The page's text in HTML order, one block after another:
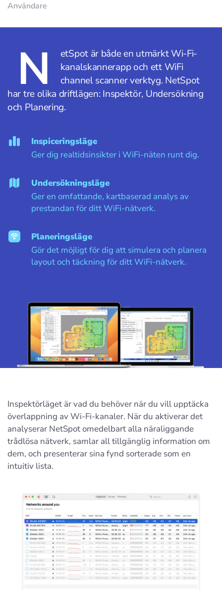
Användare
N
etSpot är både en utmärkt Wi-Fi-
kanalskannerapp och ett WiFi
channel scanner verktyg. NetSpot
har tre olika driftlägen: Inspektör, Undersökning
och Planering.
Inspiceringsläge
Ger dig realtidsinsikter i WiFi-näten runt dig.
Undersökningsläge
Ger en omfattande, kartbaserad analys av
prestandan för ditt WiFi-nätverk.
Planeringsläge
Gör det möjligt för dig att simulera och planera
layout och täckning för ditt WiFi-nätverk.
Inspektörläget är vad du behöver när du vill upptäcka
överlappning av Wi-Fi-kanaler. När du aktiverar det
analyserar NetSpot omedelbart alla näraliggande
trådlösa nätverk, samlar all tillgänglig information om
dem, och presenterar sina fynd sorterade som en
intuitiv lista.